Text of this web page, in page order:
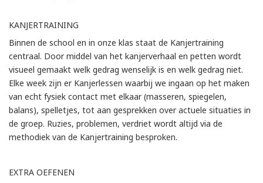
KANJERTRAINING
Binnen de school en in onze klas staat de Kanjertraining
centraal. Door middel van het kanjerverhaal en petten wordt
visueel gemaakt welk gedrag wenselijk is en welk gedrag niet.
Elke week zijn er Kanjerlessen waarbij we ingaan op het maken
van echt fysiek contact met elkaar (masseren, spiegelen,
balans), spelletjes, tot aan gesprekken over actuele situaties in
de groep. Ruzies, problemen, verdriet wordt altijd via de
methodiek van de Kanjertraining besproken.
EXTRA OEFENEN